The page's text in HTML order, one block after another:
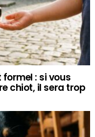
: si vous
chiot, il sera trop